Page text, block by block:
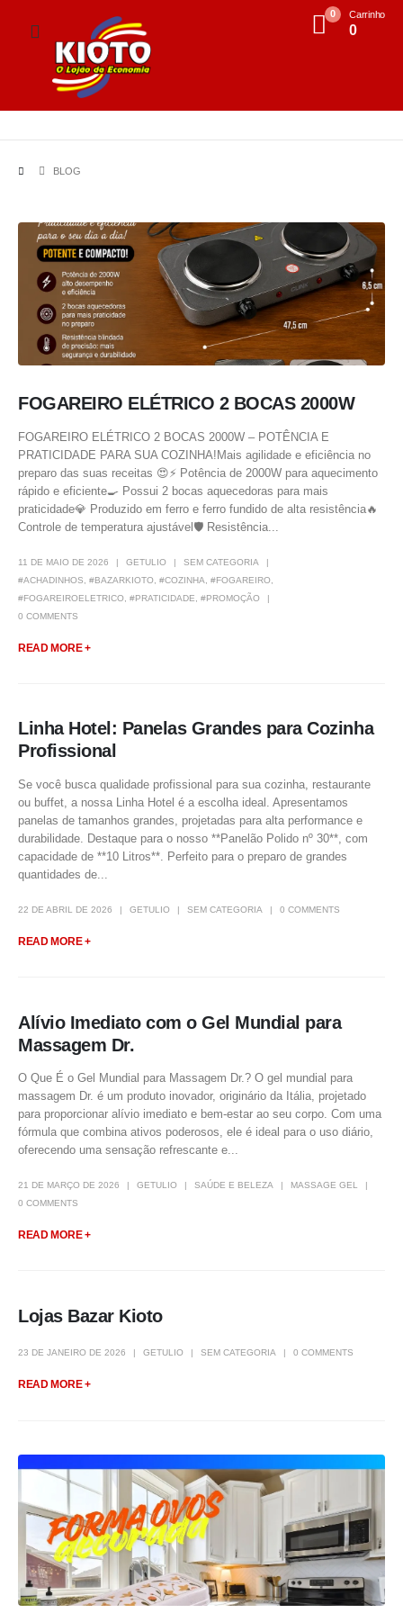
0 Carrinho
0
BLOG
FOGAREIRO ELÉTRICO 2 BOCAS 2000W
FOGAREIRO ELÉTRICO 2 BOCAS 2000W – POTÊNCIA E
PRATICIDADE PARA SUA COZINHA!Mais agilidade e eficiência no
preparo das suas receitas 😍⚡ Potência de 2000W para aquecimento
rápido e eficiente🍳 Possui 2 bocas aquecedoras para mais
praticidade💎 Produzido em ferro e ferro fundido de alta resistência🔥
Controle de temperatura ajustável🛡️ Resistência...
11 DE MAIO DE 2026 GETULIO
SEM CATEGORIA
#ACHADINHOS
#BAZARKIOTO #COZINHA #FOGAREIRO
#FOGAREIROELETRICO #PRATICIDADE
#PROMOÇÃO
0 COMMENTS
READ MORE +
Linha Hotel: Panelas Grandes para Cozinha
Profissional
Se você busca qualidade profissional para sua cozinha, restaurante
ou buffet, a nossa Linha Hotel é a escolha ideal. Apresentamos
panelas de tamanhos grandes, projetadas para alta performance e
durabilidade. Destaque para o nosso **Panelão Polido nº 30**, com
capacidade de **10 Litros**. Perfeito para o preparo de grandes
quantidades de...
22 DE ABRIL DE 2026 GETULIO SEM CATEGORIA 0 COMMENTS
READ MORE +
Alívio Imediato com o Gel Mundial para
Massagem Dr.
O Que É o Gel Mundial para Massagem Dr.? O gel mundial para
massagem Dr. é um produto inovador, originário da Itália, projetado
para proporcionar alívio imediato e bem-estar ao seu corpo. Com uma
fórmula que combina ativos poderosos, ele é ideal para o uso diário,
oferecendo uma sensação refrescante e...
21 DE MARÇO DE 2026 GETULIO SAÚDE E BELEZA
MASSAGE GEL
0 COMMENTS
READ MORE +
Lojas Bazar Kioto
23 DE JANEIRO DE 2026 GETULIO SEM CATEGORIA 0 COMMENTS
READ MORE +